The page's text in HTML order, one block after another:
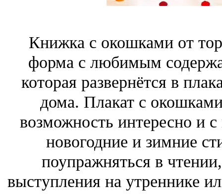
Книжка с окошками от
форма с любимым
которая развернётся в
дома. Плакат с
возможность интересно и
новогодние и зимние
поупражняться в
выступления на утреннике